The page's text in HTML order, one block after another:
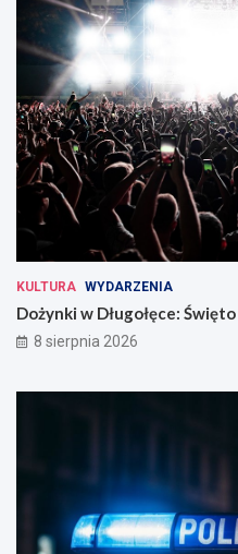
KULTURA WYDARZENIA
Dożynki w Długołęce:
8 sierpnia 2026